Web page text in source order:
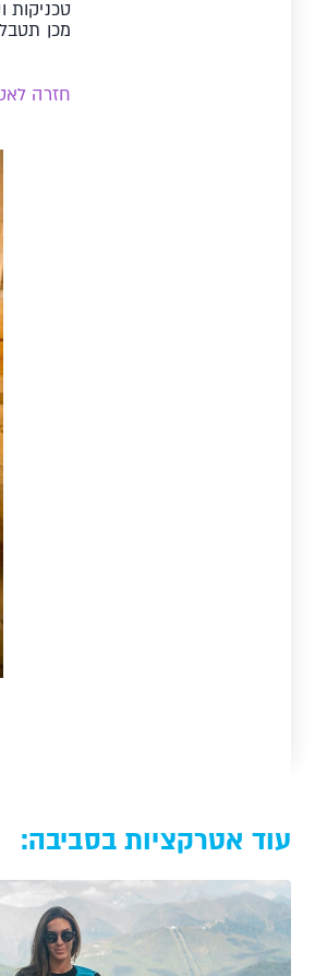
מכן
חזרה
עוד אטרקציות בסביבה: